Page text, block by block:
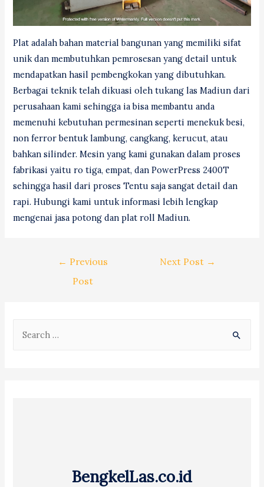
Plat adalah bahan material bangunan yang memiliki sifat
unik dan membutuhkan pemrosesan yang detail untuk
mendapatkan hasil pembengkokan yang dibutuhkan.
Berbagai teknik telah dikuasi oleh tukang las Madiun dari
perusahaan kami sehingga ia bisa membantu anda
memenuhi kebutuhan permesinan seperti menekuk besi,
non ferror bentuk lambung, cangkang, kerucut, atau
bahkan silinder. Mesin yang kami gunakan dalam proses
fabrikasi yaitu ro tiga, empat, dan PowerPress 2400T
sehingga hasil dari proses Tentu saja sangat detail dan
rapi. Hubungi kami untuk informasi lebih lengkap
mengenai jasa potong dan plat roll Madiun.
← Previous
Post
Next Post →
BengkelLas.co.id